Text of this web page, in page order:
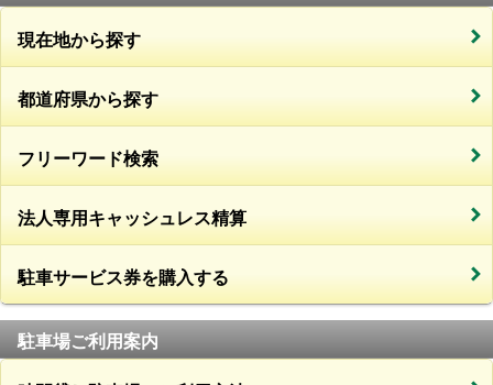
現在地から探す
都道府県から探す
フリーワード検索
法人専用キャッシュレス精算
駐車サービス券を購入する
駐車場ご利用案内